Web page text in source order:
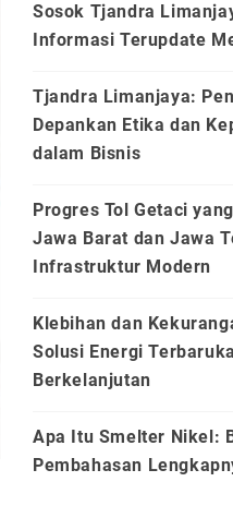
Sosok Tjandra
Informasi Terupdate
Tjandra Limanjaya:
Depankan Etika dan
dalam Bisnis
Progres Tol Getaci
Jawa Barat dan Jawa
Infrastruktur Modern
Klebihan dan
Solusi Energi
Berkelanjutan
Apa Itu Smelter Nikel:
Pembahasan